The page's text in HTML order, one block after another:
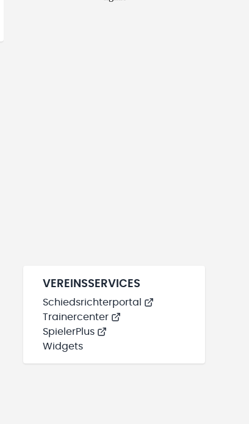
VEREINSSERVICES
Schiedsrichterportal
Trainercenter
SpielerPlus
Widgets